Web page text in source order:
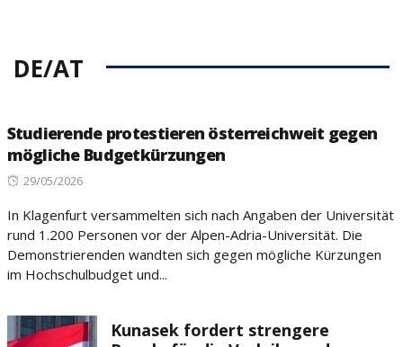
DE/AT
Studierende protestieren österreichweit gegen
mögliche Budgetkürzungen
Posted
29/05/2026
In Klagenfurt versammelten sich nach Angaben der Universität
rund 1.200 Personen vor der Alpen-Adria-Universität. Die
Demonstrierenden wandten sich gegen mögliche Kürzungen
im Hochschulbudget und...
Kunasek fordert strengere